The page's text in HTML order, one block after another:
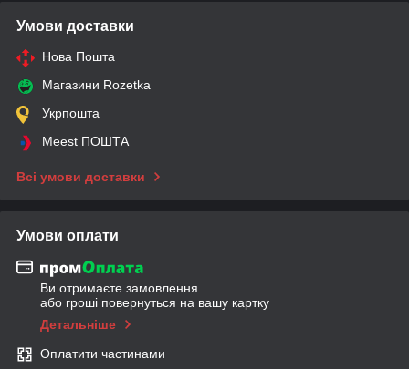
Умови доставки
Нова Пошта
Магазини Rozetka
Укрпошта
Meest ПОШТА
Всі умови доставки
Умови оплати
Ви отримаєте замовлення
або гроші повернуться на вашу картку
Детальніше
Оплатити частинами